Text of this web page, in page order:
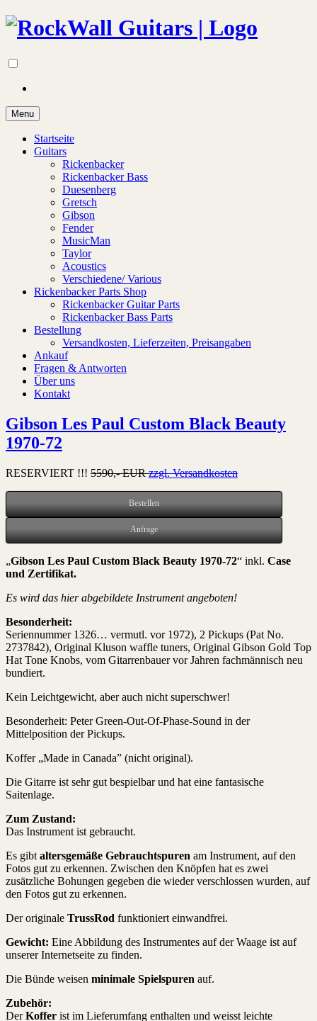
Menu
Startseite
Guitars
Rickenbacker
Rickenbacker Bass
Duesenberg
Gretsch
Gibson
Fender
MusicMan
Taylor
Acoustics
Verschiedene/ Various
Rickenbacker Parts Shop
Rickenbacker Guitar Parts
Rickenbacker Bass Parts
Bestellung
Versandkosten, Lieferzeiten, Preisangaben
Ankauf
Fragen & Antworten
Über uns
Kontakt
Gibson Les Paul Custom Black Beauty
1970-72
RESERVIERT !!! 5590,- EURzzgl. Versandkosten
Bestellen
Anfrage
„Gibson Les Paul Custom Black Beauty 1970-72“ inkl. Case
und Zertifikat.
Es wird das hier abgebildete Instrument angeboten!
Besonderheit:
Seriennummer 1326… vermutl. vor 1972), 2 Pickups (Pat No.
2737842), Original Kluson waffle tuners, Original Gibson Gold Top
Hat Tone Knobs, vom Gitarrenbauer vor Jahren fachmännisch neu
bundiert.
Kein Leichtgewicht, aber auch nicht superschwer!
Besonderheit: Peter Green-Out-Of-Phase-Sound in der
Mittelposition der Pickups.
Koffer „Made in Canada” (nicht original).
Die Gitarre ist sehr gut bespielbar und hat eine fantasische
Saitenlage.
Zum Zustand:
Das Instrument ist gebraucht.
Es gibt altersgemäße Gebrauchtspuren am Instrument, auf den
Fotos gut zu erkennen. Zwischen den Knöpfen hat es zwei
zusätzliche Bohungen gegeben die wieder verschlossen wurden, auf
den Fotos gut zu erkennen.
Der originale TrussRod funktioniert einwandfrei.
Gewicht: Eine Abbildung des Instrumentes auf der Waage ist auf
unserer Internetseite zu finden.
Die Bünde weisen minimale Spielspuren auf.
Zubehör:
DerKoffer ist im Lieferumfang enthalten und weisst leichte